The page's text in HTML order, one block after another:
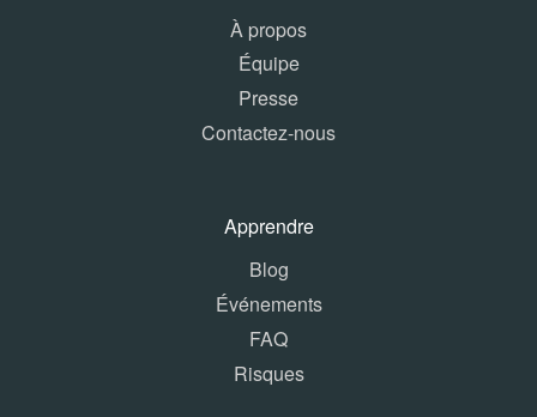
À propos
Équipe
Presse
Contactez-nous
Apprendre
Blog
Événements
FAQ
Risques